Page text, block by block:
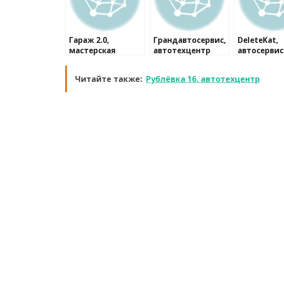
Гараж 2.0,
мастерская
Грандавтосервис,
автотехцентр
DeleteKat,
автосервис
Читайте также: Рублёвка 16, автотехцентр